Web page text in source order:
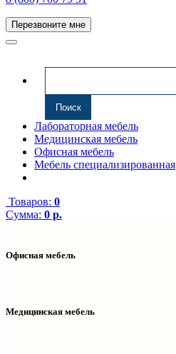
Перезвоните мне
Лабораторная мебель
Медицинская мебель
Офисная мебель
Мебель специализированная
Товаров: 0
Сумма: 0 р.
Офисная мебель
Надстройки
Медицинская мебель